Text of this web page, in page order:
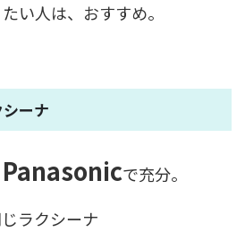
い人は、おすすめ。
ーナ
で充分。
ラクシーナ